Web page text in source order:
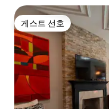
게스트 선호
게스트 선호